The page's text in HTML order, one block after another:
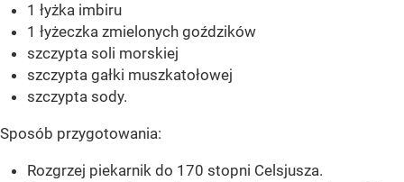
1 łyżka imbiru
1 łyżeczka zmielonych goździków
szczypta soli morskiej
szczypta gałki muszkatołowej
szczypta sody.
Sposób przygotowania:
Rozgrzej piekarnik do 170 stopni Celsjusza.